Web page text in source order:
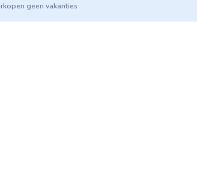
geen vakanties